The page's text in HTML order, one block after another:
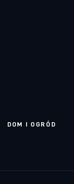
DOM I OGRÓD